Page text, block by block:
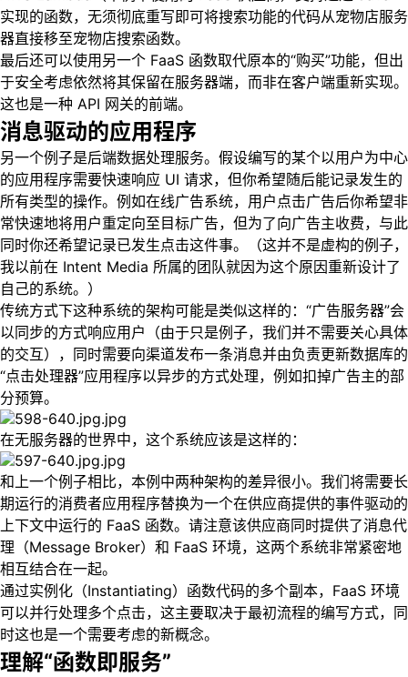
实现的函数，无须彻底重写即可将搜索功能的代码从宠物店服务
器直接移至宠物店搜索函数。
最后还可以使用另一个 FaaS 函数取代原本的“购买”功能，但出
于安全考虑依然将其保留在服务器端，而非在客户端重新实现。
这也是一种 API 网关的前端。
消息驱动的应用程序
另一个例子是后端数据处理服务。假设编写的某个以用户为中心
的应用程序需要快速响应 UI 请求，但你希望随后能记录发生的
所有类型的操作。例如在线广告系统，用户点击广告后你希望非
常快速地将用户重定向至目标广告，但为了向广告主收费，与此
同时你还希望记录已发生点击这件事。（这并不是虚构的例子，
我以前在 Intent Media 所属的团队就因为这个原因重新设计了
自己的系统。）
传统方式下这种系统的架构可能是类似这样的：“广告服务器”会
以同步的方式响应用户（由于只是例子，我们并不需要关心具体
的交互），同时需要向渠道发布一条消息并由负责更新数据库的
“点击处理器”应用程序以异步的方式处理，例如扣掉广告主的部
分预算。
在无服务器的世界中，这个系统应该是这样的：
和上一个例子相比，本例中两种架构的差异很小。我们将需要长
期运行的消费者应用程序替换为一个在供应商提供的事件驱动的
上下文中运行的 FaaS 函数。请注意该供应商同时提供了消息代
理（Message Broker）和 FaaS 环境，这两个系统非常紧密地
相互结合在一起。
通过实例化（Instantiating）函数代码的多个副本，FaaS 环境
可以并行处理多个点击，这主要取决于最初流程的编写方式，同
时这也是一个需要考虑的新概念。
理解“函数即服务”